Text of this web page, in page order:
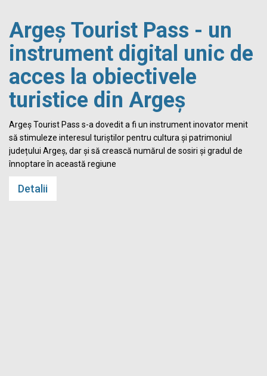
Argeș Tourist Pass - un
instrument digital unic de
acces la obiectivele
turistice din Argeș
Argeș Tourist Pass s-a dovedit a fi un instrument inovator menit
să stimuleze interesul turiștilor pentru cultura și patrimoniul
județului Argeș, dar și să crească numărul de sosiri și gradul de
înnoptare în această regiune
Detalii